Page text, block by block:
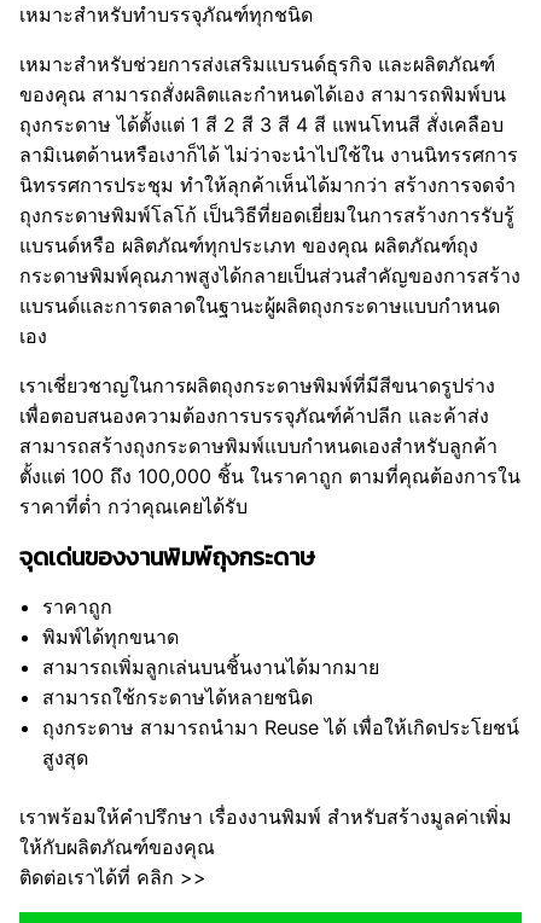
เหมาะสำหรับทำบรรจุภัณฑ์ทุกชนิด
เหมาะสำหรับช่วยการส่งเสริมแบรนด์ธุรกิจ และผลิตภัณฑ์
ของคุณ สามารถสั่งผลิตและกำหนดได้เอง สามารถพิมพ์บน
ถุงกระดาษ ได้ตั้งแต่ 1 สี 2 สี 3 สี 4 สี แพนโทนสี สั่งเคลือบ
ลามิเนตด้านหรือเงาก็ได้ ไม่ว่าจะนำไปใช้ใน งานนิทรรศการ
นิทรรศการประชุม ทำให้ลุกค้าเห็นได้มากว่า สร้างการจดจำ
ถุงกระดาษพิมพ์โลโก้ เป็นวิธีที่ยอดเยี่ยมในการสร้างการรับรู้
แบรนด์หรือ ผลิตภัณฑ์ทุกประเภท ของคุณ ผลิตภัณฑ์ถุง
กระดาษพิมพ์คุณภาพสูงได้กลายเป็นส่วนสำคัญของการสร้าง
แบรนด์และการตลาดในฐานะผู้ผลิตถุงกระดาษแบบกำหนด
เอง
เราเชี่ยวชาญในการผลิตถุงกระดาษพิมพ์ที่มีสีขนาดรูปร่าง
เพื่อตอบสนองความต้องการบรรจุภัณฑ์ค้าปลีก และค้าส่ง
สามารถสร้างถุงกระดาษพิมพ์แบบกำหนดเองสำหรับลูกค้า
ตั้งแต่ 100 ถึง 100,000 ชิ้น ในราคาถูก ตามที่คุณต้องการใน
ราคาที่ต่ำ กว่าคุณเคยได้รับ
จุดเด่นของงานพิมพ์ถุงกระดาษ
ราคาถูก
พิมพ์ได้ทุกขนาด
สามารถเพิ่มลูกเล่นบนชิ้นงานได้มากมาย
สามารถใช้กระดาษได้หลายชนิด
ถุงกระดาษ สามารถนำมา Reuse ได้ เพื่อให้เกิดประโยชน์
สูงสุด
เราพร้อมให้คำปรึกษา เรื่องงานพิมพ์ สำหรับสร้างมูลค่าเพิ่ม
ให้กับผลิตภัณฑ์ของคุณ
ติดต่อเราได้ที่ คลิก >>